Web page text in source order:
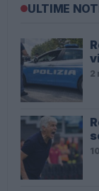
ULTIME
2